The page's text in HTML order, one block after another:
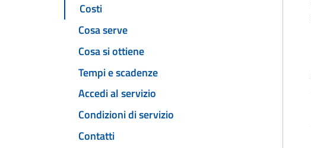
Costi
Cosa serve
Cosa si ottiene
Tempi e scadenze
Accedi al servizio
Condizioni di servizio
Contatti